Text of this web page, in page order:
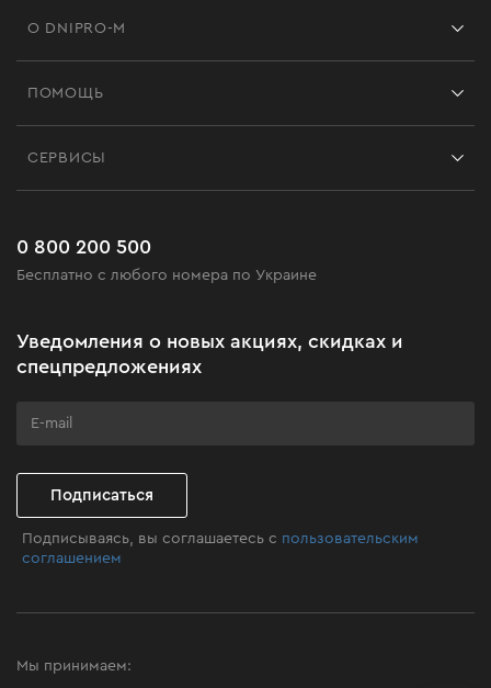
О DNIPRO-M
Черная пятница
Клуб мастерства
ПОМОЩЬ
Часто задаваемые вопросы
СЕРВИСЫ
0 800 200 500
Бесплатно с любого номера по Украине
Уведомления о новых акциях, скидках и
спецпредложениях
Подписаться
Подписываясь, вы соглашаетесь с пользовательским
соглашением
Мы принимаем: